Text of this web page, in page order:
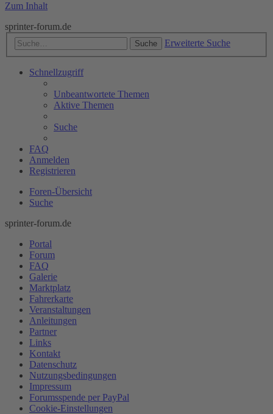
Zum Inhalt
sprinter-forum.de
Suche Erweiterte Suche
Schnellzugriff
Unbeantwortete Themen
Aktive Themen
Suche
FAQ
Anmelden
Registrieren
Foren-Übersicht
Suche
sprinter-forum.de
Portal
Forum
FAQ
Galerie
Marktplatz
Fahrerkarte
Veranstaltungen
Anleitungen
Partner
Links
Kontakt
Datenschutz
Nutzungsbedingungen
Impressum
Forumsspende per PayPal
Cookie-Einstellungen